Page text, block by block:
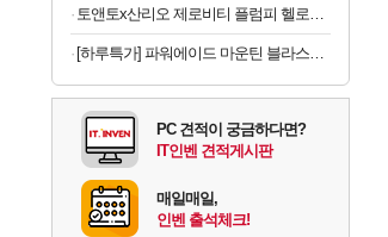
토앤토x산리오 제로비티 플럼피 헬로키티 참태그 SET 실버 여성용 쪼리
[하루특가] 파워에이드 마운틴 블라스트, 900ml, 12개
PC 견적이 궁금하다면?
IT인벤 견적게시판
매일매일,
인벤 출석체크!